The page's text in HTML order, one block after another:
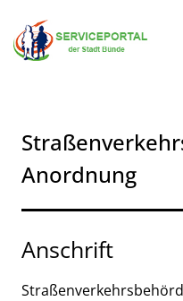
Zum Hauptinhalt springen
Anordnung
Anschrift